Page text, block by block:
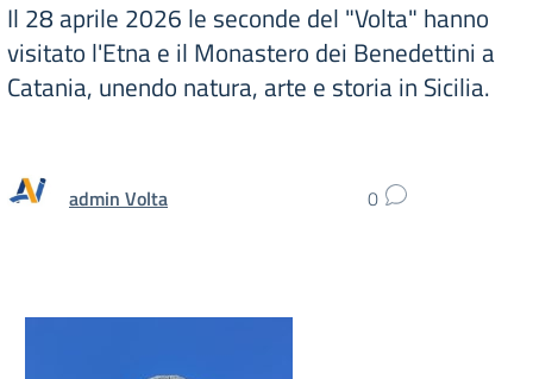
Il 28 aprile 2026 le seconde del "Volta" hanno
visitato l'Etna e il Monastero dei Benedettini a
Catania, unendo natura, arte e storia in Sicilia.
admin Volta 0